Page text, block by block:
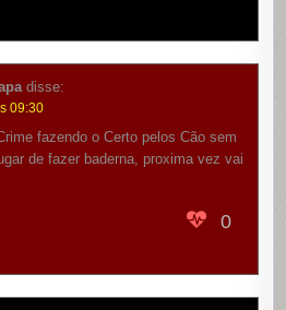
disse:
09:30
fazendo o Certo pelos Cão sem
de fazer baderna, proxima vez vai
0